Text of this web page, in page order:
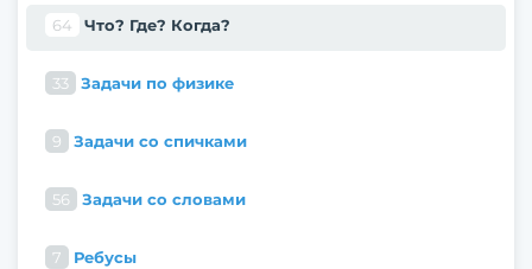
64 Что? Где? Когда?
33 Задачи по физике
9 Задачи со спичками
56 Задачи со словами
7 Ребусы